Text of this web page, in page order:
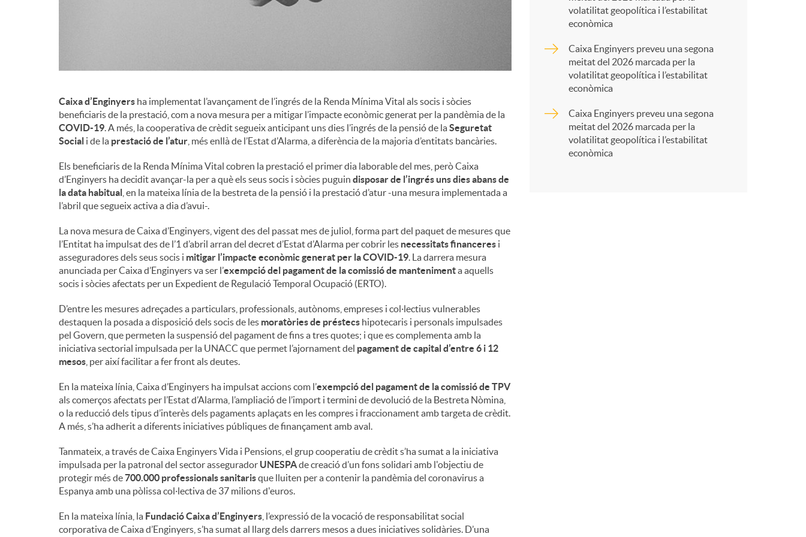
Caixa d’Enginyers ha implementat l’avançament de l’ingrés de la Renda Mínima Vital als socis i sòcies
beneficiaris de la prestació, com a nova mesura per a mitigar l’impacte econòmic generat per la pandèmia de la
COVID-19. A més, la cooperativa de crèdit segueix anticipant uns dies l’ingrés de la pensió de laSeguretat
Social i de la prestació de l’atur , més enllà de l’Estat d’Alarma, a diferència de la majoria d’entitats bancàries.
Els beneficiaris de la Renda Mínima Vital cobren la prestació el primer dia laborable del mes, però Caixa
d’Enginyers ha decidit avançar-la per a què els seus socis i sòcies puguin disposar de l’ingrés uns dies abans de
la data habitual , en la mateixa línia de la bestreta de la pensió i la prestació d’atur -una mesura implementada a
l’abril que segueix activa a dia d’avui-.
La nova mesura de Caixa d’Enginyers, vigent des del passat mes de juliol, forma part del paquet de mesures que
l’Entitat ha impulsat des de l’1 d’abril arran del decret d’Estat d’Alarma per cobrir les necessitats financeres i
asseguradores dels seus socis i mitigar l’impacte econòmic generat per la COVID-19. La darrera mesura
anunciada per Caixa d’Enginyers va ser l’exempció del pagament de la comissió de mantenimenta aquells
socis i sòcies afectats per un Expedient de Regulació Temporal Ocupació (ERTO).
D’entre les mesures adreçades a particulars, professionals, autònoms, empreses i col·lectius vulnerables
destaquen la posada a disposició dels socis de les moratòries de préstecs hipotecaris i personals impulsades
pel Govern, que permeten la suspensió del pagament de fins a tres quotes; i que es complementa amb la
iniciativa sectorial impulsada per la UNACC que permet l’ajornament del pagament de capital d’entre 6 i 12
mesos , per així facilitar a fer front als deutes.
En la mateixa línia, Caixa d’Enginyers ha impulsat accions com l’exempció del pagament de la comissió de TPV
als comerços afectats per l’Estat d’Alarma, l’ampliació de l’import i termini de devolució de la Bestreta Nòmina,
o la reducció dels tipus d’interès dels pagaments aplaçats en les compres i fraccionament amb targeta de crèdit.
A més, s’ha adherit a diferents iniciatives públiques de finançament amb aval.
Tanmateix, a través de Caixa Enginyers Vida i Pensions, el grup cooperatiu de crèdit s’ha sumat a la iniciativa
impulsada per la patronal del sector assegurador UNESPAde creació d’un fons solidari amb l'objectiu de
protegir més de700.000 professionals sanitarisque lluiten per a contenir la pandèmia del coronavirus a
Espanya amb una pòlissa col·lectiva de 37 milions d'euros.
En la mateixa línia, la Fundació Caixa d’Enginyers , l’expressió de la vocació de responsabilitat social
corporativa de Caixa d’Enginyers, s’ha sumat al llarg dels darrers mesos a dues iniciatives solidàries. D’una
volatilitat geopolítica i l’estabilitat
econòmica
Caixa Enginyers preveu una segona
meitat del 2026 marcada per la
volatilitat geopolítica i l’estabilitat
econòmica
Caixa Enginyers preveu una segona
meitat del 2026 marcada per la
volatilitat geopolítica i l’estabilitat
econòmica